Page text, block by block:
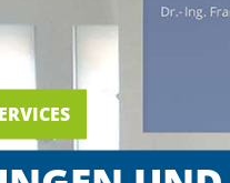
We
Mon -